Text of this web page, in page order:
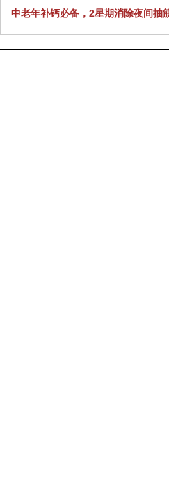
中老年补钙必备，2星期消除夜间抽